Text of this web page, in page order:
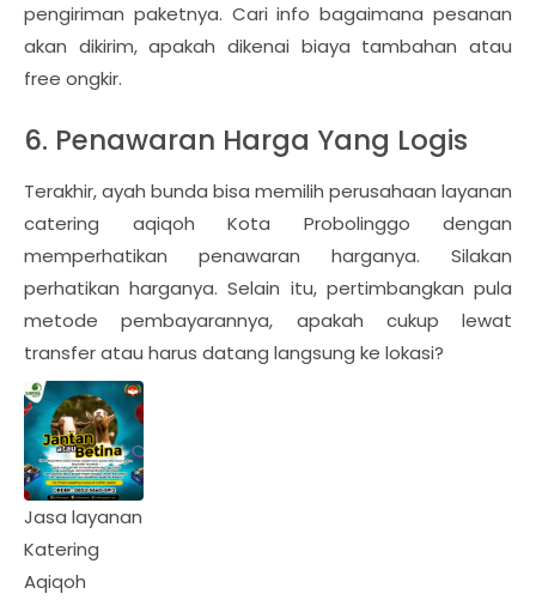
pengiriman paketnya. Cari info bagaimana pesanan
akan dikirim, apakah dikenai biaya tambahan atau
free ongkir.
6. Penawaran Harga Yang Logis
Terakhir, ayah bunda bisa memilih perusahaan layanan
catering aqiqoh Kota Probolinggo dengan
memperhatikan penawaran harganya. Silakan
perhatikan harganya. Selain itu, pertimbangkan pula
metode pembayarannya, apakah cukup lewat
transfer atau harus datang langsung ke lokasi?
Jasa layanan
Katering
Aqiqoh